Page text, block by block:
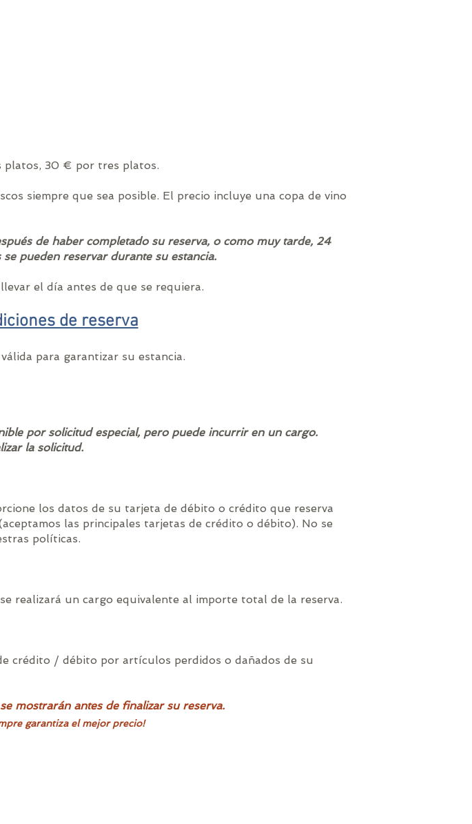
platos, 30 € por tres platos.
siempre que sea posible. El precio incluye una copa de vino
de haber completado su reserva, o como muy tarde, 24
pueden reservar durante su estancia.
el día antes de que se requiera.
de reserva
para garantizar su estancia.
por solicitud especial, pero puede incurrir en un cargo.
la solicitud.
los datos de su tarjeta de débito o crédito que reserva
las principales tarjetas de crédito o débito). No se
políticas.
realizará un cargo equivalente al importe total de la reserva.
crédito / débito por artículos perdidos o dañados de su
mostrarán antes de finalizar su reserva.
garantiza el mejor precio!